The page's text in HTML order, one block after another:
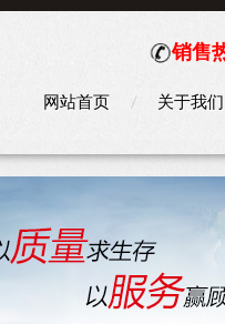
销售
网站首页 关于我们